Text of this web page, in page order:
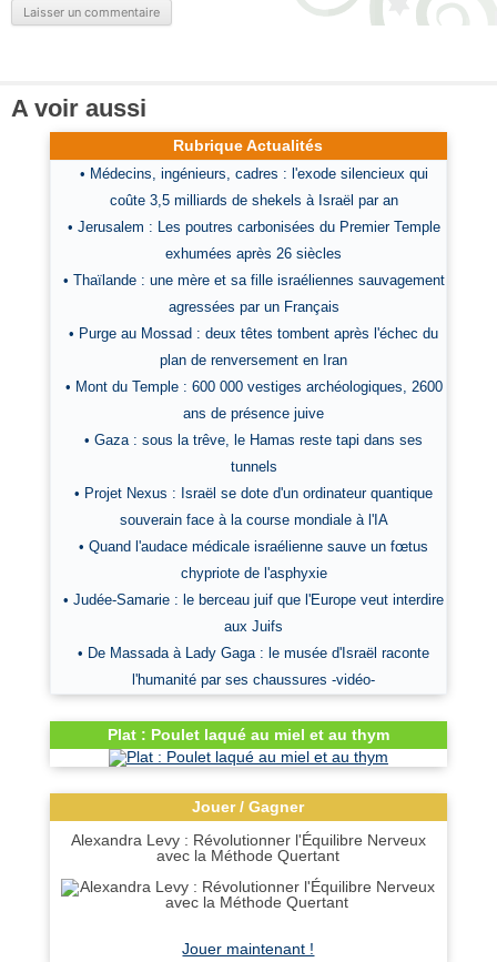
A voir aussi
Rubrique Actualités
• Médecins, ingénieurs, cadres : l'exode silencieux qui
coûte 3,5 milliards de shekels à Israël par an
• Jerusalem : Les poutres carbonisées du Premier Temple
exhumées après 26 siècles
• Thaïlande : une mère et sa fille israéliennes sauvagement
agressées par un Français
• Purge au Mossad : deux têtes tombent après l'échec du
plan de renversement en Iran
• Mont du Temple : 600 000 vestiges archéologiques, 2600
ans de présence juive
• Gaza : sous la trêve, le Hamas reste tapi dans ses
tunnels
• Projet Nexus : Israël se dote d'un ordinateur quantique
souverain face à la course mondiale à l'IA
• Quand l'audace médicale israélienne sauve un fœtus
chypriote de l'asphyxie
• Judée-Samarie : le berceau juif que l'Europe veut interdire
aux Juifs
• De Massada à Lady Gaga : le musée d'Israël raconte
l'humanité par ses chaussures -vidéo-
Plat : Poulet laqué au miel et au thym
Jouer / Gagner
Alexandra Levy : Révolutionner l'Équilibre Nerveux
avec la Méthode Quertant
Jouer maintenant !